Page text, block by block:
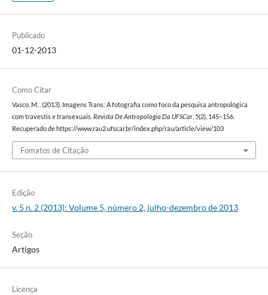
Publicado
01-12-2013
Como Citar
Vasco, M. . (2013). Imagens Trans: A fotografia como foco da pesquisa antropológica
com travestis e transexuais.Revista De Antropologia Da UFSCar,5(2), 145–156.
Recuperado de https://www.rau2.ufscar.br/index.php/rau/article/view/103
Fomatos de Citação
Edição
v. 5 n. 2 (2013): Volume 5, número 2, julho-dezembro de 2013
Seção
Artigos
Licença